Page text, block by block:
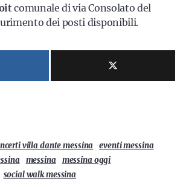
comunale di via Consolato del
dei posti disponibili.
villa dante messina
eventi messina
messina
messina oggi
social walk messina